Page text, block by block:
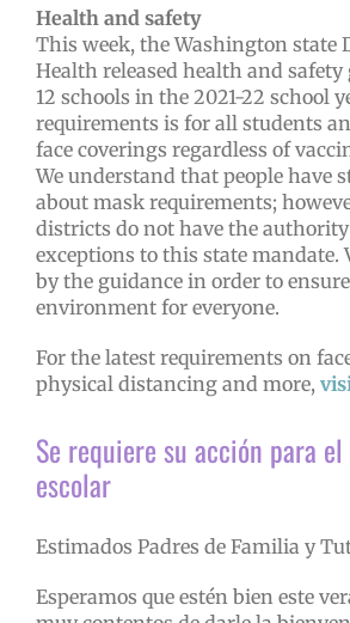
Health and safety
This week, the Washington state
Health released health and
12 schools in the 2021-22 school
requirements is for all students
face coverings regardless of
We understand that people have
about mask requirements;
districts do not have the
exceptions to this state mandate.
by the guidance in order to
environment for everyone.
For the latest requirements on
physical distancing and more,
Se requiere su acción para
escolar
Estimados Padres de Familia y
Esperamos que estén bien este